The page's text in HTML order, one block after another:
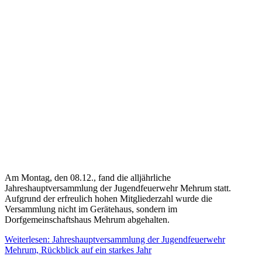
Am Montag, den 08.12., fand die alljährliche
Jahreshauptversammlung der Jugendfeuerwehr Mehrum statt.
Aufgrund der erfreulich hohen Mitgliederzahl wurde die
Versammlung nicht im Gerätehaus, sondern im
Dorfgemeinschaftshaus Mehrum abgehalten.
Weiterlesen: Jahreshauptversammlung der Jugendfeuerwehr
Mehrum, Rückblick auf ein starkes Jahr